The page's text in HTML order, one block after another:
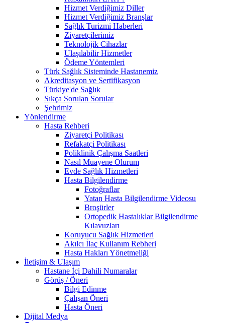
Hizmet Verdiğimiz Diller
Hizmet Verdiğimiz Branşlar
Sağlık Turizmi Haberleri
Ziyaretçilerimiz
Teknolojik Cihazlar
Ulaşılabilir Hizmetler
Ödeme Yöntemleri
Türk Sağlık Sisteminde Hastanemiz
Akreditasyon ve Sertifikasyon
Türkiye'de Sağlık
Sıkça Sorulan Sorular
Şehrimiz
Yönlendirme
Hasta Rehberi
Ziyaretçi Politikası
Refakatçi Politikası
Poliklinik Çalışma Saatleri
Nasıl Muayene Olurum
Evde Sağlık Hizmetleri
Hasta Bilgilendirme
Fotoğraflar
Yatan Hasta Bilgilendirme Videosu
Broşürler
Ortopedik Hastalıklar Bilgilendirme
Kılavuzları
Koruyucu Sağlık Hizmetleri
Akılcı İlaç Kullanım Rebheri
Hasta Hakları Yönetmeliği
İletişim & Ulaşım
Hastane İçi Dahili Numaralar
Görüş / Öneri
Bilgi Edinme
Çalışan Öneri
Hasta Öneri
Dijital Medya